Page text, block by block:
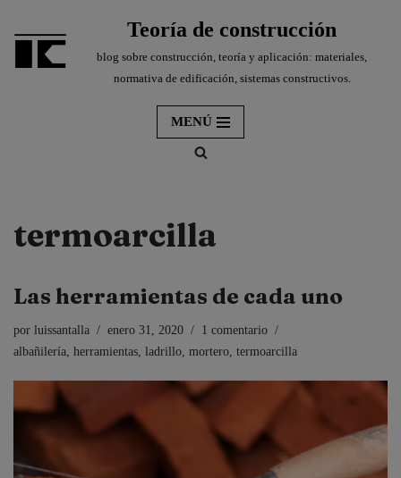
al
Teoría de construcción
blog sobre construcción, teoría y aplicación: materiales,
normativa de edificación, sistemas constructivos.
MENÚ
termoarcilla
Las herramientas de cada uno
por luissantalla enero 31, 2020
1 comentario
albañilería, herramientas, ladrillo, mortero, termoarcilla